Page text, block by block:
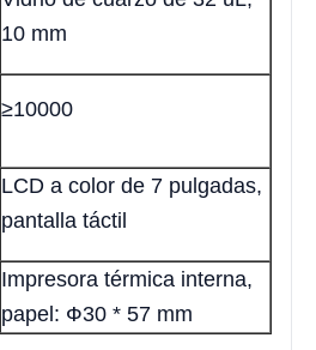
10 mm
≥10000
LCD a color de 7 pulgadas,
pantalla táctil
Impresora térmica interna,
papel: Ф30 * 57 mm